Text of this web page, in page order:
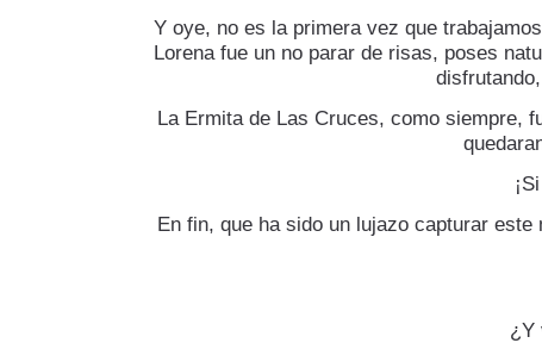
Y oye, no es la primera vez que
Lorena fue un no parar de risas, poses
La Ermita de Las Cruces, como siempre,
En fin, que ha sido un lujazo capturar
¿Y